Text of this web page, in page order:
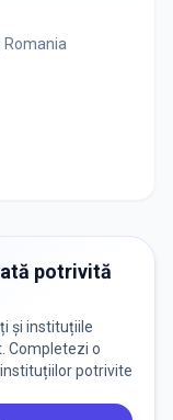
Romania
potrivită
și instituțiile
Completezi o
potrivite